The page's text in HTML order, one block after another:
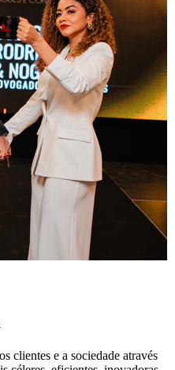
clientes e a sociedade através